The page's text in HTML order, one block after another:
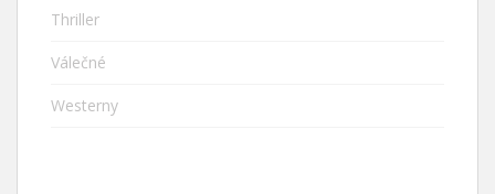
Thriller
Válečné
Westerny